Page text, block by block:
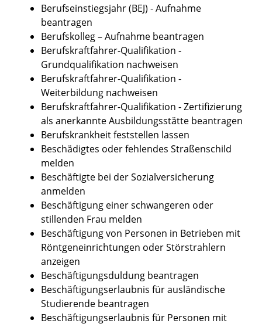
Berufseinstiegsjahr (BEJ) - Aufnahme
beantragen
Berufskolleg – Aufnahme beantragen
Berufskraftfahrer-Qualifikation -
Grundqualifikation nachweisen
Berufskraftfahrer-Qualifikation -
Weiterbildung nachweisen
Berufskraftfahrer-Qualifikation - Zertifizierung
als anerkannte Ausbildungsstätte beantragen
Berufskrankheit feststellen lassen
Beschädigtes oder fehlendes Straßenschild
melden
Beschäftigte bei der Sozialversicherung
anmelden
Beschäftigung einer schwangeren oder
stillenden Frau melden
Beschäftigung von Personen in Betrieben mit
Röntgeneinrichtungen oder Störstrahlern
anzeigen
Beschäftigungsduldung beantragen
Beschäftigungserlaubnis für ausländische
Studierende beantragen
Beschäftigungserlaubnis für Personen mit